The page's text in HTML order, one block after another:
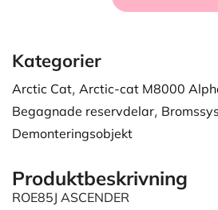
Kategorier
Arctic Cat, Arctic-cat M8000
Begagnade reservdelar,
Demonteringsobjekt
Produktbeskrivning
ROE85J ASCENDER